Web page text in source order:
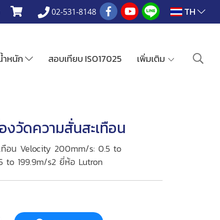
02-531-8148 TH
ำหนัก สอบเทียบ ISO17025 เพิ่มเติม
วัดความสั่นสะเทือน
ทือน Velocity 200mm/s: 0.5 to
to 199.9m/s2 ยี่ห้อ Lutron